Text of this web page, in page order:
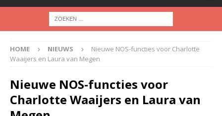
HOME NIEUWS
Nieuwe NOS-functies voor Charlotte
Waaijers en Laura van Megen
Nieuwe NOS-functies voor
Charlotte Waaijers en Laura van